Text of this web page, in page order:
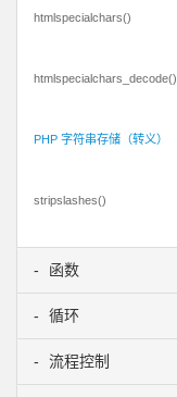
htmlspecialchars()
htmlspecialchars_decode()
PHP 字符串存储（转义）
stripslashes()
函数
循环
流程控制